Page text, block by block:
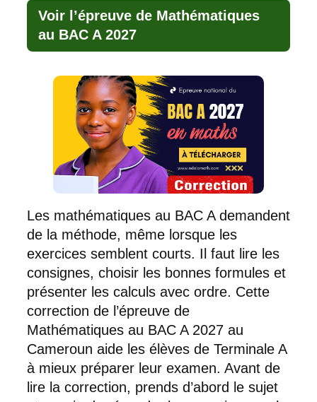
Voir l’épreuve de Mathématiques
au BAC A 2027
Les mathématiques au BAC A demandent
de la méthode, même lorsque les
exercices semblent courts. Il faut lire les
consignes, choisir les bonnes formules et
présenter les calculs avec ordre. Cette
correction de l’épreuve de
Mathématiques au BAC A 2027 au
Cameroun aide les élèves de Terminale A
à mieux préparer leur examen. Avant de
lire la correction, prends d’abord le sujet